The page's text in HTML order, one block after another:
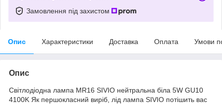
Замовлення під захистом
Опис Характеристики Доставка Оплата Умови
Опис
Світлодіодна лампа MR16 SIVIO нейтральна біла 5W GU10
4100K Як першокласний виріб, лід лампа SIVIO потішить вас